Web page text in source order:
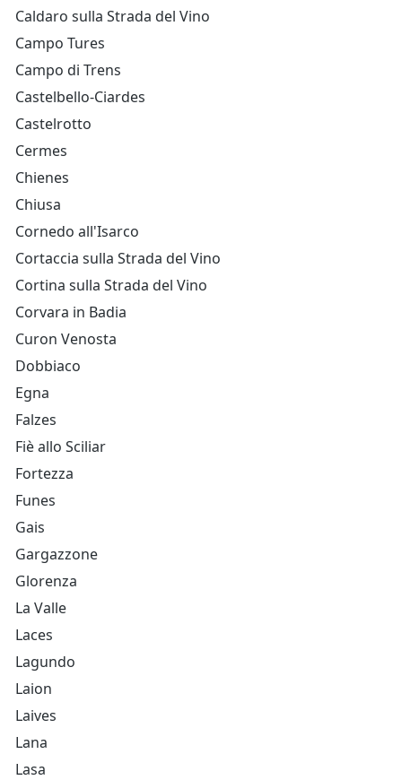
Caldaro sulla Strada del Vino
Campo Tures
Campo di Trens
Castelbello-Ciardes
Castelrotto
Cermes
Chienes
Chiusa
Cornedo all'Isarco
Cortaccia sulla Strada del Vino
Cortina sulla Strada del Vino
Corvara in Badia
Curon Venosta
Dobbiaco
Egna
Falzes
Fiè allo Sciliar
Fortezza
Funes
Gais
Gargazzone
Glorenza
La Valle
Laces
Lagundo
Laion
Laives
Lana
Lasa